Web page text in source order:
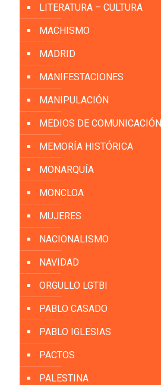
LITERATURA – CULTURA
MACHISMO
MADRID
MANIFESTACIONES
MANIPULACIÓN
MEDIOS DE COMUNICACIÓN
MEMORÍA HISTÓRICA
MONARQUÍA
MONCLOA
MUJERES
NACIONALISMO
NAVIDAD
ORGULLO LGTBI
PABLO CASADO
PABLO IGLESIAS
PACTOS
PALESTINA